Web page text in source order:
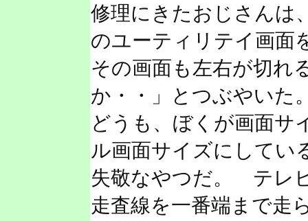
修理にきたおじさんは
のユーティリテイ画面
その画面も左右が切れ
か・・」とつぶやいた
どうも、ぼくが画面サ
ル画面サイズにしてい
失敬なやつだ。 テレ
走査線を一番端まで走